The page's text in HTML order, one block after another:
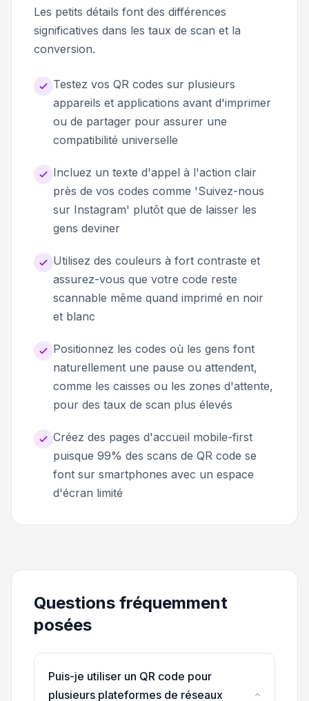
Les petits détails font des différences
significatives dans les taux de scan et la
conversion.
Testez vos QR codes sur plusieurs
appareils et applications avant d'imprimer
ou de partager pour assurer une
compatibilité universelle
Incluez un texte d'appel à l'action clair
près de vos codes comme 'Suivez-nous
sur Instagram' plutôt que de laisser les
gens deviner
Utilisez des couleurs à fort contraste et
assurez-vous que votre code reste
scannable même quand imprimé en noir
et blanc
Positionnez les codes où les gens font
naturellement une pause ou attendent,
comme les caisses ou les zones d'attente,
pour des taux de scan plus élevés
Créez des pages d'accueil mobile-first
puisque 99% des scans de QR code se
font sur smartphones avec un espace
d'écran limité
Questions fréquemment
posées
Puis-je utiliser un QR code pour
plusieurs plateformes de réseaux